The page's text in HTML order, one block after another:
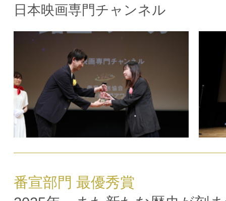
日本映画専門チャンネル
番宣部門 最優秀賞